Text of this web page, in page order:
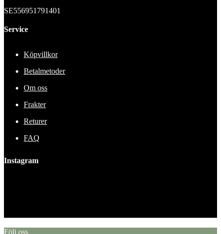
SE556951791401
Service
Köpvillkor
Betalmetoder
Om oss
Frakter
Returer
FAQ
Instagram
Följ oss